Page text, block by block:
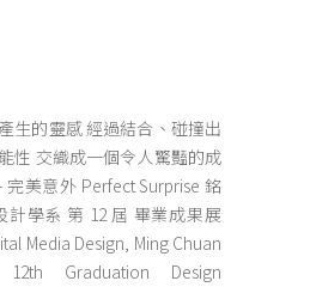
生的靈感 經過結合、碰撞出
性 交織成一個令人驚豔的成
美意外 Perfect Surprise 銘
學系 第 12 屆 畢業成果展
Media Design, Ming Chuan
12th Graduation Design